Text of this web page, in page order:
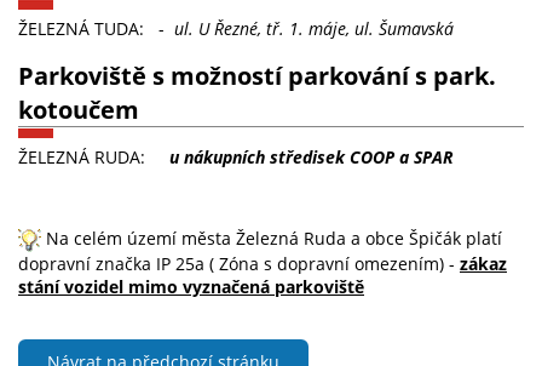
ŽELEZNÁ TUDA: - ul. U Řezné, tř. 1. máje, ul. Šumavská
Parkoviště s možností parkování s park.
kotoučem
ŽELEZNÁ RUDA: u nákupních středisek COOP a SPAR
Na celém území města Železná Ruda a obce Špičák platí
dopravní značka IP 25a ( Zóna s dopravní omezením) - zákaz
stání vozidel mimo vyznačená parkoviště